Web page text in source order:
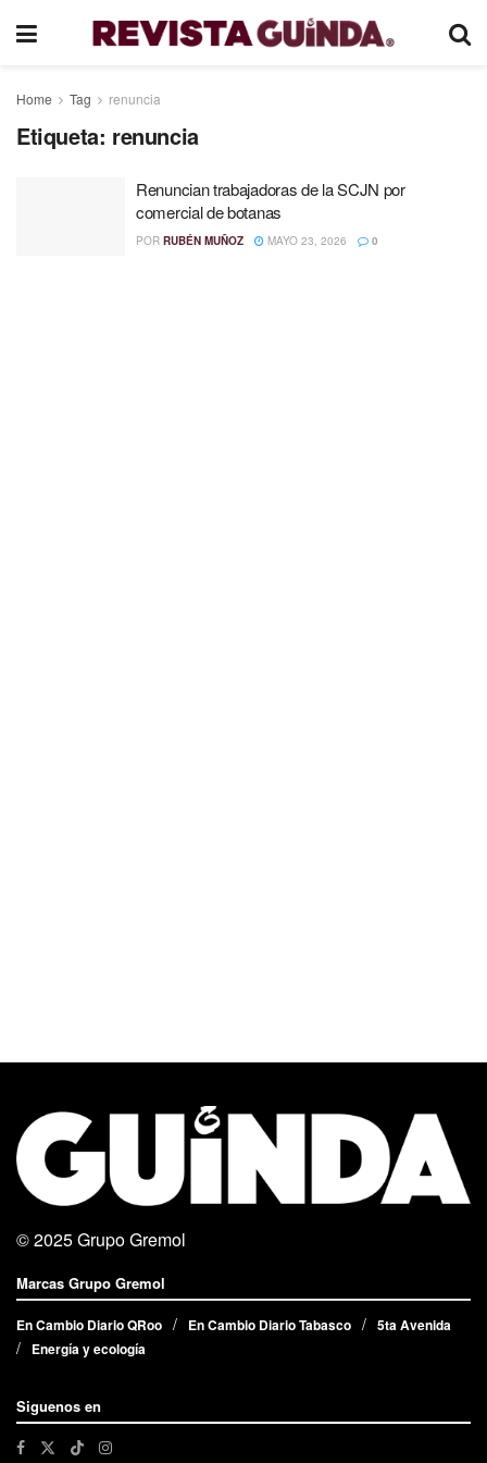
Home Tag renuncia
Etiqueta: renuncia
Renuncian trabajadoras de la SCJN por
comercial de botanas
POR RUBÉN MUÑOZ MAYO 23, 2026 0
© 2025Grupo Gremol
Marcas Grupo Gremol
En Cambio Diario QRoo En Cambio Diario Tabasco
5ta Avenida
Energía y ecología
Siguenos en